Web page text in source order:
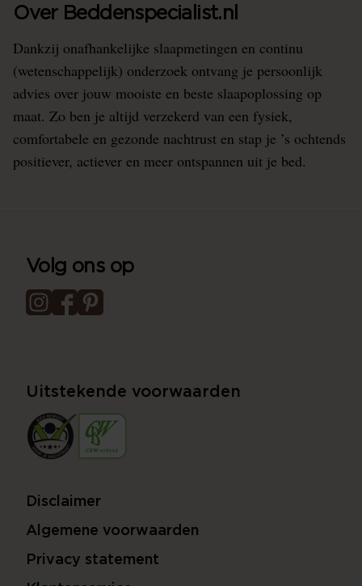
Over Beddenspecialist.nl
Dankzij onafhankelijke slaapmetingen en continu
(wetenschappelijk) onderzoek ontvang je persoonlijk
advies over jouw mooiste en beste slaapoplossing op
maat. Zo ben je altijd verzekerd van een fysiek,
comfortabele en gezonde nachtrust en stap je ’s ochtends
positiever, actiever en meer ontspannen uit je bed.
Volg ons op
Uitstekende voorwaarden
Disclaimer
Algemene voorwaarden
Privacy statement